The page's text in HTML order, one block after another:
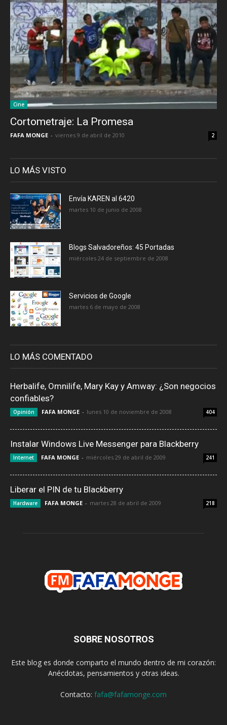
Cine
Cortometraje: La Promesa
FAFA MONGE - viernes 9 de abril de 2010 2
LO MÁS VISTO
Envía KAREN al 6420
martes 10 de junio de 2008
Blogs Salvadoreños: 45 Portadas
miércoles 24 de septiembre de 2008
Servicios de Google
martes 6 de mayo de 2008
LO MÁS COMENTADO
Herbalife, Omnilife, Mary Kay y Amway: ¿Son negocios
confiables?
Opinión FAFA MONGE - lunes 10 de noviembre de 2008 404
Instalar Windows Live Messenger para Blackberry
Internet FAFA MONGE - miércoles 29 de abril de 2009 241
Liberar el PIN de tu Blackberry
Hardware FAFA MONGE - martes 28 de abril de 2009 218
SOBRE NOSOTROS
Este blog es donde comparto el mundo dentro de mi corazón:
Anécdotas, pensamientos y otras ideas.
Contacto: fafa@fafamonge.com